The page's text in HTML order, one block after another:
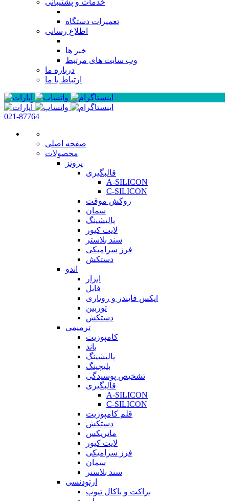
خدمات و پشتیبانی
تعمیرات دستگاه
اطلاع رسانی
خبر ها
وب سایت های مرتبط
درباره ما
ارتباط با ما
021-87764
صفحه اصلی
محصولات
پروتز
قالبگیری
A-SILICON
C-SILICON
روکش موقت
سمان
پالیشینگ
لایت کیور
سند بلاستر
فرز سرامیکی
دستکش
اندو
ابزار
فایل
اپکس فایندر و روتاری
توربین
دستکش
ترمیمی
کامپوزیت
باند
پالیشینگ
بلیچینگ
تشخیص پوسیدگی
قالبگیری
A-SILICON
C-SILICON
قلم کامپوزیت
دستکش
ماتریکس
لایت کیور
فرز سرامیکی
سمان
سند بلاستر
ارتودنسی
براکت و باکال تیوب